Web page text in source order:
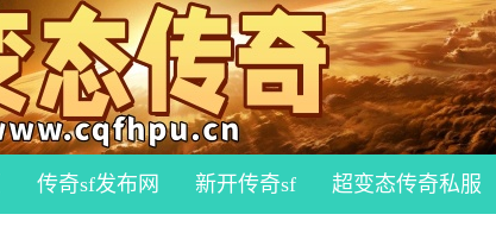
传奇sf发布网 新开传奇sf 超变态传奇私服